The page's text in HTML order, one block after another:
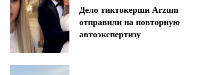
Дело тиктокерши Arzum
отправили на повторную
автоэкспертизу